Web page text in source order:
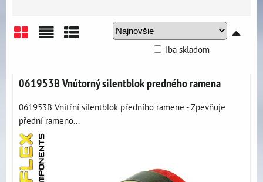
Iba skladom
061953B Vnútorný silentblok predného ramena
061953B Vnitřní silentblok předního ramene - Zpevňuje
přední rameno...